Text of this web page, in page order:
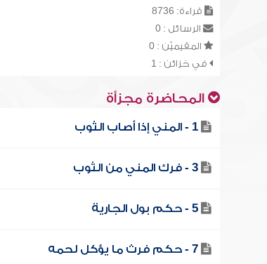
قراءة: 8736
الرسائل : 0
المقيميّن : 0
في خزائن : 1
المحاضرة مجزأة
1 - المني إذا أصاب الثوب
3 - فرك المني من الثوب
5 - حكم بول الجارية
7 - حكم فرث ما يؤكل لحمه